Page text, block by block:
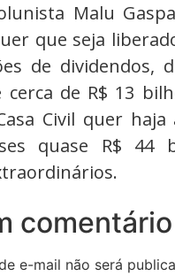
Malu
que seja
de dividendos,
cerca de R$ 13
Civil quer haja
quase R$ 44
comentário
e-mail não será